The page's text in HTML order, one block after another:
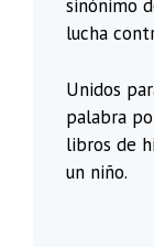
sinónimo
lucha
Unidos
palabra
libros de
un niño.